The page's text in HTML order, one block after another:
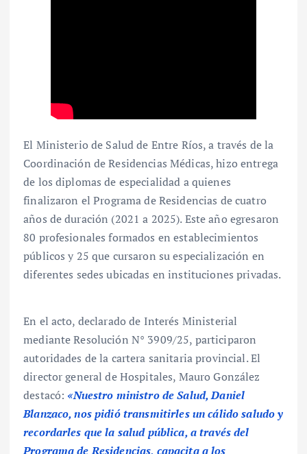
El Ministerio de Salud de Entre Ríos, a través de la
Coordinación de Residencias Médicas, hizo entrega
de los diplomas de especialidad a quienes
finalizaron el Programa de Residencias de cuatro
años de duración (2021 a 2025). Este año egresaron
80 profesionales formados en establecimientos
públicos y 25 que cursaron su especialización en
diferentes sedes ubicadas en instituciones privadas.
En el acto, declarado de Interés Ministerial
mediante Resolución N° 3909/25, participaron
autoridades de la cartera sanitaria provincial. El
director general de Hospitales, Mauro González
destacó:«Nuestro ministro de Salud, Daniel
Blanzaco, nos pidió transmitirles un cálido saludo y
recordarles que la salud pública, a través del
Programa de Residencias, capacita a los